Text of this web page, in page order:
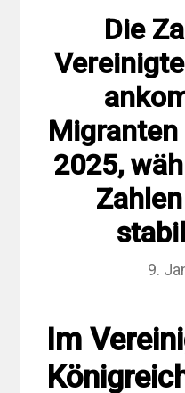
Die
2025,
9.
Im